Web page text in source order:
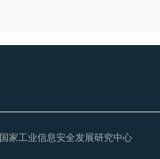
国家工业信息安全发展研究中心